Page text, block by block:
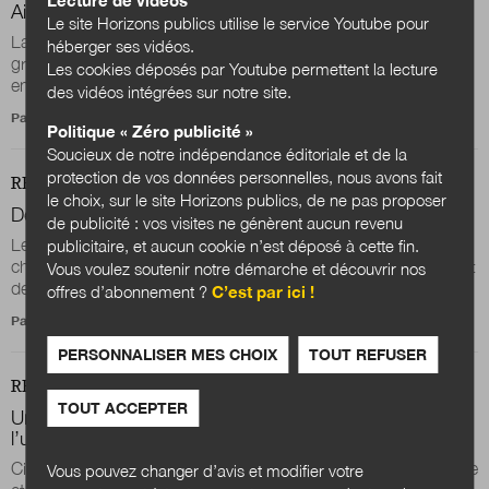
Air liquide relève le défi !
La démarche CitizenCampus s’inscrit dans l’approche du
groupe Air liquide à la fois ouverte et collaborative,
encourageant les échanges avec ses...
Par
REVUE DOSSIER
Des citoyens engagés dans une société apprenante
Le service civique et CitizenCampus accompagnent le
changement de paradigme dans la transmission des savoirs et
des connaissances : le basculement d...
Par
REVUE DOSSIER
Un laboratoire des transformations en cours à
l’université ?
CitizenCampus est un parcours au format résolument atypique
Le site Horizons publics utilise le service Youtube pour
héberger ses vidéos.
Les cookies déposés par Youtube permettent la lecture
des vidéos intégrées sur notre site.
Politique « Zéro publicité »
Soucieux de notre indépendance éditoriale et de la
protection de vos données personnelles, nous avons fait
le choix, sur le site Horizons publics, de ne pas proposer
de publicité : vos visites ne génèrent aucun revenu
publicitaire, et aucun cookie n’est déposé à cette fin.
Vous voulez soutenir notre démarche et découvrir nos
offres d’abonnement ? C’est par ici !
PERSONNALISER MES CHOIX TOUT REFUSER
TOUT ACCEPTER
Vous pouvez changer d’avis et modifier votre